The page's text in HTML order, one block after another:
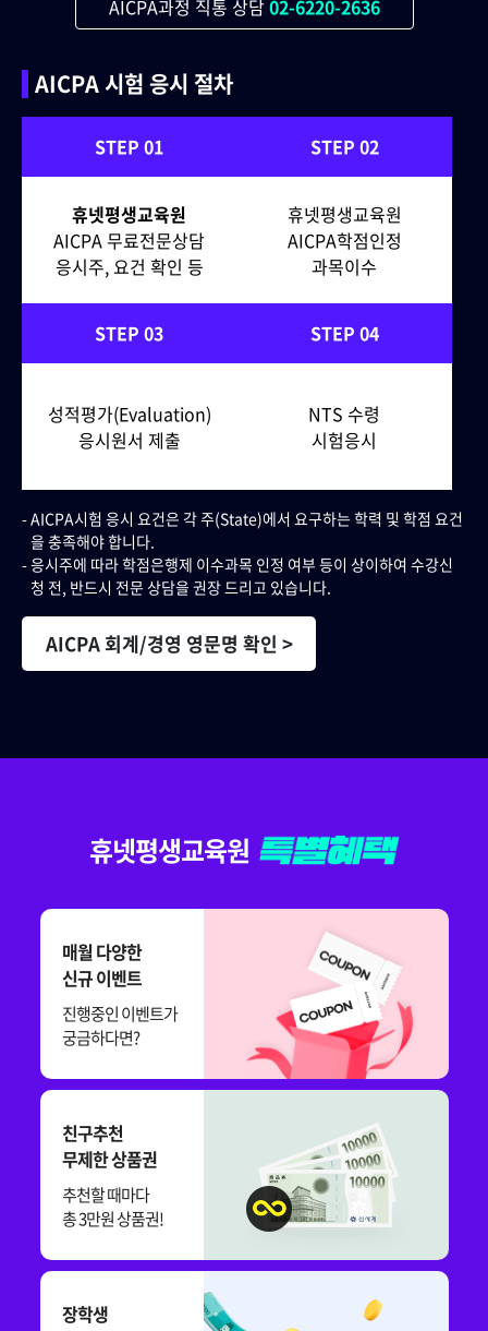
AICPA과정 직통 상담 02-6220-2636
AICPA 시험 응시 절차
STEP 01
휴넷평생교육원
AICPA 무료전문상담
응시주, 요건 확인 등
STEP 02
휴넷평생교육원
AICPA학점인정
과목이수
STEP 03
성적평가(Evaluation)
응시원서 제출
STEP 04
NTS 수령
시험응시
AICPA시험 응시 요건은 각 주(State)에서 요구하는 학력 및 학점 요건
을 충족해야 합니다.
응시주에 따라 학점은행제 이수과목 인정 여부 등이 상이하여 수강신
청 전, 반드시 전문 상담을 권장 드리고 있습니다.
AICPA 회계/경영 영문명 확인 >
휴넷평생교육원
매월 다양한
신규 이벤트
진행중인 이벤트가
궁금하다면?
친구추천
무제한 상품권
추천할 때마다
총 3만원 상품권!
장학생